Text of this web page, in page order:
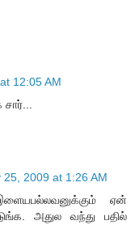
12:05 AM
25, 2009 at 1:26 AM
ஏன்
அதுல வந்து பதில்